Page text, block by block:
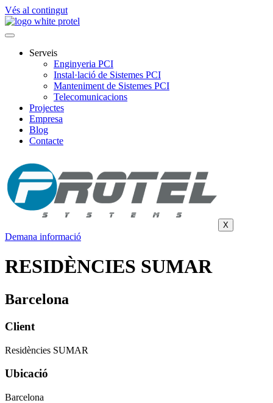
Vés al contingut
Serveis
Enginyeria PCI
Instal·lació de Sistemes PCI
Manteniment de Sistemes PCI
Telecomunicacions
Projectes
Empresa
Blog
Contacte
X
Demana informació
RESIDÈNCIES SUMAR
Barcelona
Client
Residències SUMAR
Ubicació
Barcelona